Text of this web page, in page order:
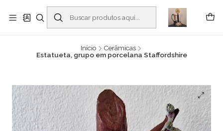
Buscantiguidades - Leilões. Colecionismo e antiguidades em Viana do
Castelo -
Leia mais
Início
Cerâmicas
Estatueta, grupo em porcelana Staffordshire